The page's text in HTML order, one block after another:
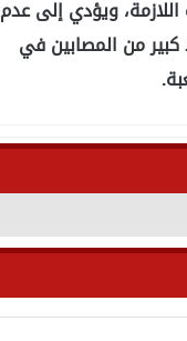
ويؤدي إلى عدم
كبير من المصابين في